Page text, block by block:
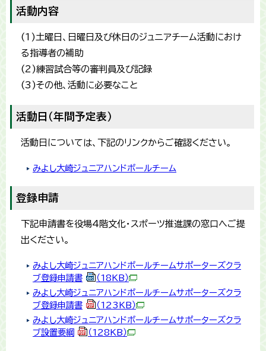
活動内容
(1)土曜日、日曜日及び休日のジュニアチーム活動におけ
る指導者の補助
(2)練習試合等の審判員及び記録
(3)その他、活動に必要なこと
活動日（年間予定表）
活動日については、下記のリンクからご確認ください。
みよし大崎ジュニアハンドボールチーム
登録申請
下記申請書を役場4階文化・スポーツ推進課の窓口へご提
出ください。
みよし大崎ジュニアハンドボールチームサポーターズクラ
ブ登録申請書
（18KB）
みよし大崎ジュニアハンドボールチームサポーターズクラ
ブ登録申請書
（123KB）
みよし大崎ジュニアハンドボールチームサポーターズクラ
ブ設置要綱
（128KB）